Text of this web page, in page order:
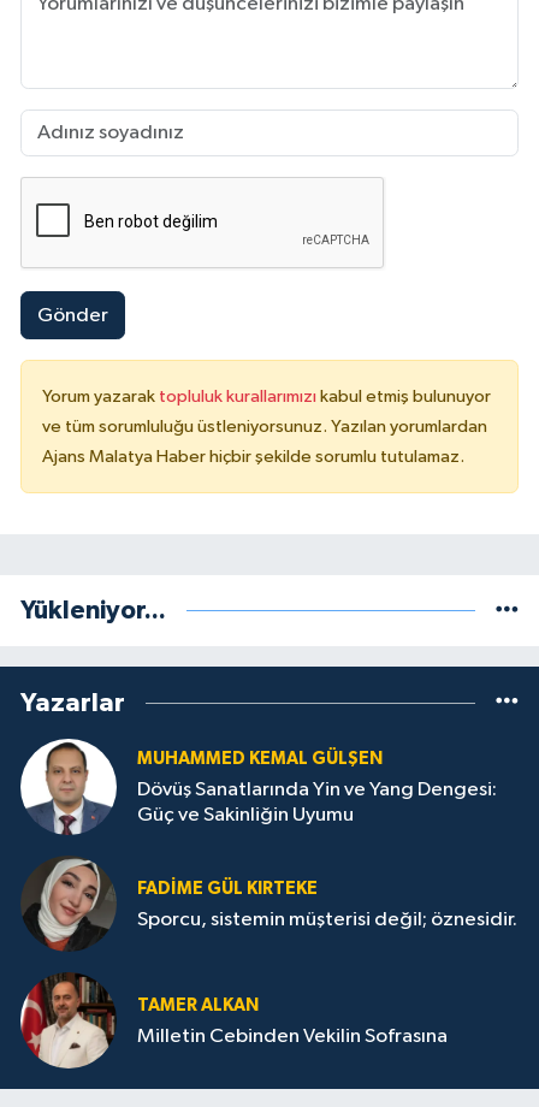
Gönder
Yorum yazarak topluluk kurallarımızı kabul etmiş bulunuyor
ve tüm sorumluluğu üstleniyorsunuz. Yazılan yorumlardan
Ajans Malatya Haber hiçbir şekilde sorumlu tutulamaz.
Yükleniyor...
Yazarlar
MUHAMMED KEMAL GÜLŞEN
Dövüş Sanatlarında Yin ve Yang Dengesi:
Güç ve Sakinliğin Uyumu
FADIME GÜL KIRTEKE
Sporcu, sistemin müşterisi değil; öznesidir.
TAMER ALKAN
Milletin Cebinden Vekilin Sofrasına